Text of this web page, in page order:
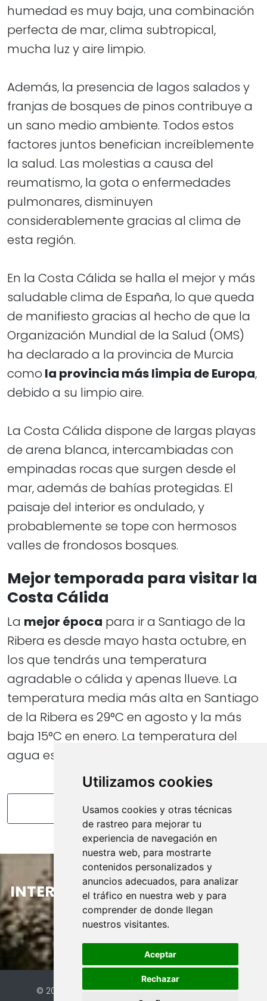
Utilizamos cookies
Usamos cookies y otras técnicas
de rastreo para mejorar tu
experiencia de navegación en
nuestra web, para mostrarte
contenidos personalizados y
anuncios adecuados, para analizar
el tráfico en nuestra web y para
comprender de donde llegan
nuestros visitantes.
Aceptar
Rechazar
humedad es muy baja, una combinación
perfecta de mar, clima subtropical,
mucha luz y aire limpio.
Además, la presencia de lagos salados y
franjas de bosques de pinos contribuye a
un sano medio ambiente. Todos estos
factores juntos benefician increíblemente
la salud. Las molestias a causa del
reumatismo, la gota o enfermedades
pulmonares, disminuyen
considerablemente gracias al clima de
esta región.
En la Costa Cálida se halla el mejor y más
saludable clima de España, lo que queda
de manifiesto gracias al hecho de que la
Organización Mundial de la Salud (OMS)
ha declarado a la provincia de Murcia
como la provincia más limpia de Europa,
debido a su limpio aire.
​​​​​​​La Costa Cálida dispone de largas playas
de arena blanca, intercambiadas con
empinadas rocas que surgen desde el
mar, además de bahías protegidas. El
paisaje del interior es ondulado, y
probablemente se tope con hermosos
valles de frondosos bosques.
Mejor temporada para visitar la
Costa Cálida
La mejor época para ir a Santiago de la
Ribera es desde mayo hasta octubre, en
los que tendrás una temperatura
agradable o cálida y apenas llueve. La
temperatura media más alta en Santiago
de la Ribera es 29°C en agosto y la más
baja 15°C en enero. La temperatura del
agua está entre 15°C y 27°C.​​​​​
VOLVER A LOS ALREDEDORES
INTERESADO EN NUESTRA VILLA?
PRECIO & DISPONIBILIDAD
© 2026 Villa Guapa |Sitio web de FalcoTravel